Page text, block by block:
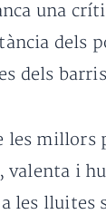
una
dels
dels
les millors
valenta i
les lluites